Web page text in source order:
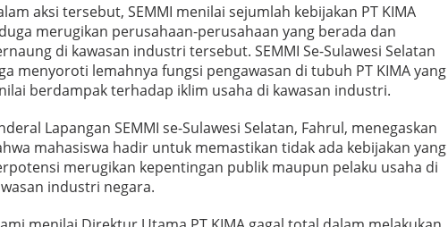
aksi tersebut, SEMMI menilai sejumlah kebijakan PT KIMA
merugikan perusahaan-perusahaan yang berada dan
di kawasan industri tersebut. SEMMI Se-Sulawesi Selatan
menyoroti lemahnya fungsi pengawasan di tubuh PT KIMA yang
berdampak terhadap iklim usaha di kawasan industri.
Lapangan SEMMI se-Sulawesi Selatan, Fahrul, menegaskan
mahasiswa hadir untuk memastikan tidak ada kebijakan yang
merugikan kepentingan publik maupun pelaku usaha di
industri negara.